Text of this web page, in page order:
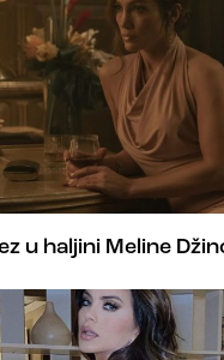
u haljini Meline